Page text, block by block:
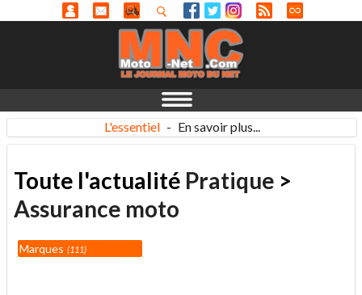
L'essentiel - En savoir plus...
Toute l'actualité Pratique >
Assurance moto
Marques 111